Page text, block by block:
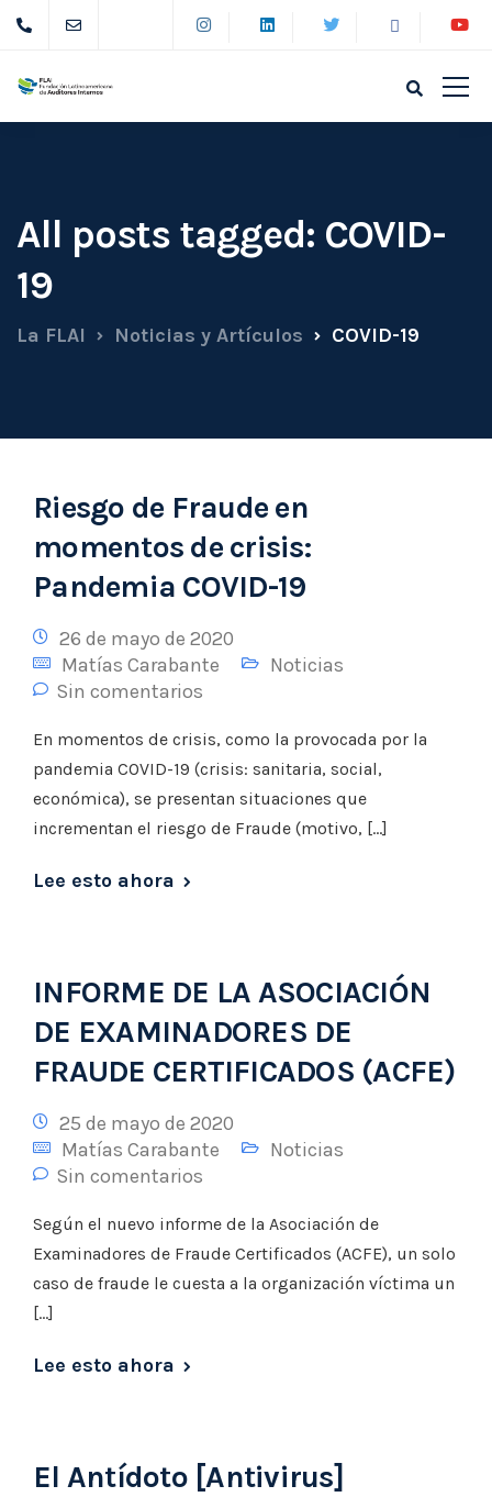
All posts tagged: COVID-
19
La FLAI Noticias y Artículos COVID-19
Riesgo de Fraude en
momentos de crisis:
Pandemia COVID-19
26 de mayo de 2020
Matías Carabante
Noticias
Sin comentarios
En momentos de crisis, como la provocada por la
pandemia COVID-19 (crisis: sanitaria, social,
económica), se presentan situaciones que
incrementan el riesgo de Fraude (motivo, […]
Lee esto ahora
INFORME DE LA ASOCIACIÓN
DE EXAMINADORES DE
FRAUDE CERTIFICADOS (ACFE)
25 de mayo de 2020
Matías Carabante
Noticias
Sin comentarios
Según el nuevo informe de la Asociación de
Examinadores de Fraude Certificados (ACFE), un solo
caso de fraude le cuesta a la organización víctima un
[…]
Lee esto ahora
El Antídoto [Antivirus]